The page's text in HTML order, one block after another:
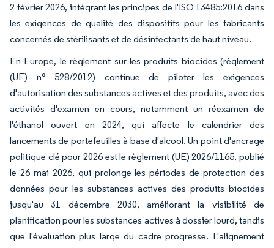
2 février 2026, intégrant les principes de l'ISO 13485:2016 dans
les exigences de qualité des dispositifs pour les fabricants
concernés de stérilisants et de désinfectants de haut niveau.
En Europe, le règlement sur les produits biocides (règlement
(UE) n° 528/2012) continue de piloter les exigences
d'autorisation des substances actives et des produits, avec des
activités d'examen en cours, notamment un réexamen de
l'éthanol ouvert en 2024, qui affecte le calendrier des
lancements de portefeuilles à base d'alcool. Un point d'ancrage
politique clé pour 2026 est le règlement (UE) 2026/1165, publié
le 26 mai 2026, qui prolonge les périodes de protection des
données pour les substances actives des produits biocides
jusqu'au 31 décembre 2030, améliorant la visibilité de
planification pour les substances actives à dossier lourd, tandis
que l'évaluation plus large du cadre progresse. L'alignement